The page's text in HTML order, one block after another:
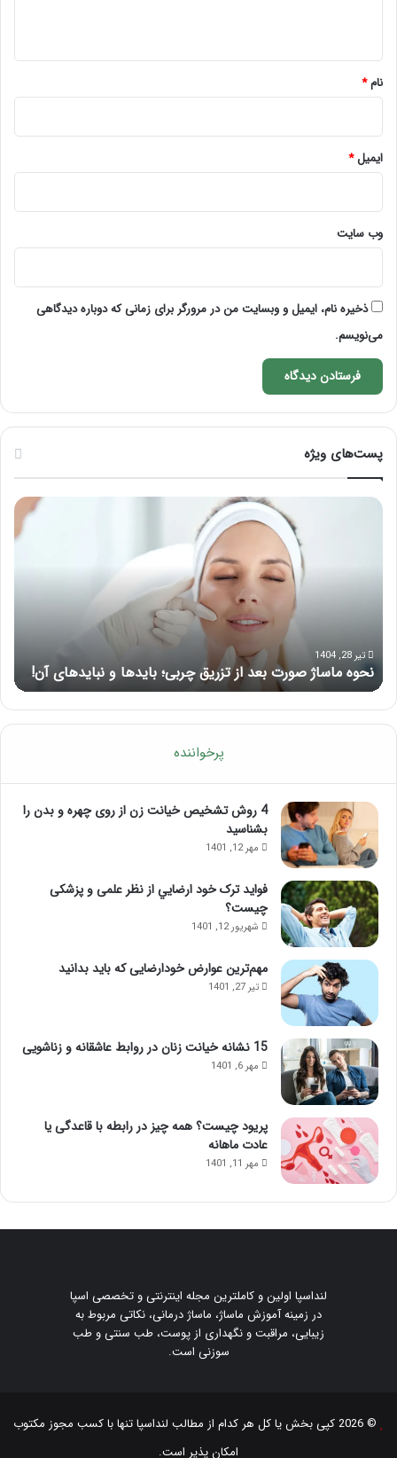
نام*
ایمیل*
وب‌ سایت
ذخیره نام، ایمیل و وبسایت من در مرورگر برای زمانی که دوباره دیدگاهی
می‌نویسم.
پست‌های ویژه
نحوه
نبایدهای
آن!
تیر 28, 1404
نحوه ماساژ صورت بعد از تزریق چربی؛ بایدها و نبایدهای آن!
پرخواننده
4 روش تشخیص خیانت زن از روی چهره و بدن را
بشناسید
مهر 12, 1401
فواید ترک خود ارضايي از نظر علمی و پزشکی
چیست؟
شهریور 12, 1401
مهم‌ترین عوارض خودارضایی که باید بدانید
تیر 27, 1401
15 نشانه خیانت زنان در روابط عاشقانه و زناشویی
مهر 6, 1401
پریود چیست؟ همه چیز در رابطه با قاعدگی یا
عادت ماهانه
مهر 11, 1401
لنداسپا اولین و کاملترین مجله اینترنتی و تخصصی اسپا
در زمینه آموزش ماساژ، ماساژ درمانی، نکاتی مربوط به
زیبایی، مراقبت و نگهداری از پوست، طب سنتی و طب
سوزنی است.
© 2026 کپی بخش یا کل هر کدام از مطالب لنداسپاتنها با کسب مجوز مکتوب
امکان پذیر است.